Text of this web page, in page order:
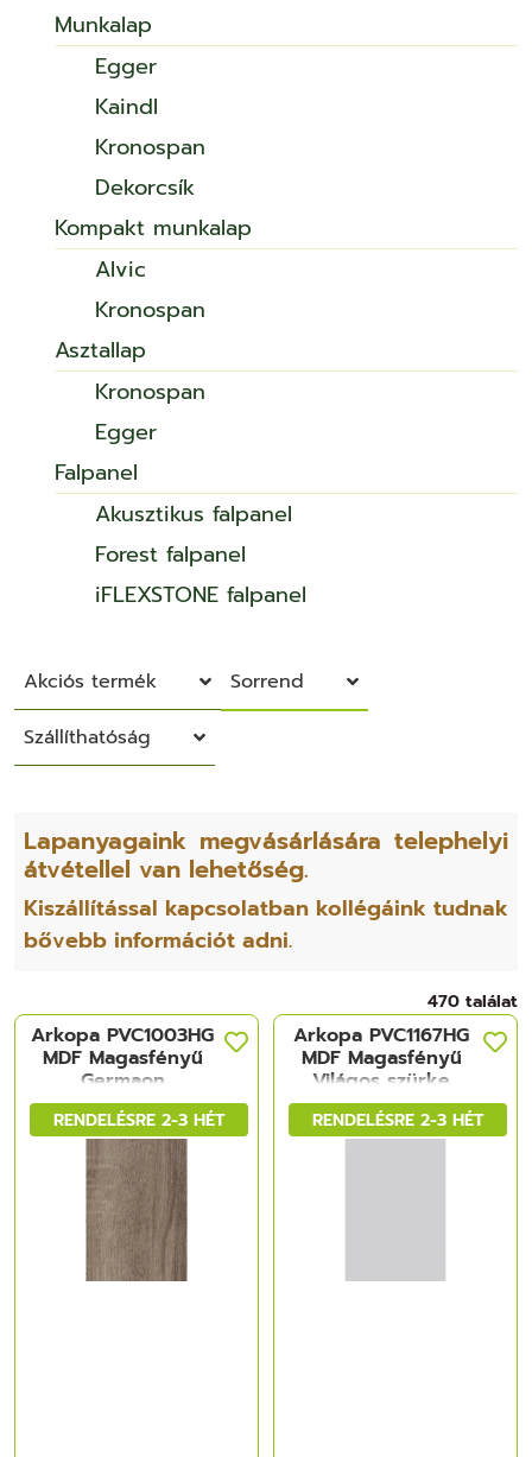
Munkalap
Egger
Kaindl
Kronospan
Dekorcsík
Kompakt munkalap
Alvic
Kronospan
Asztallap
Kronospan
Egger
Falpanel
Akusztikus falpanel
Forest falpanel
iFLEXSTONE falpanel
Akciós termék
Sorrend
Szállíthatóság
Lapanyagaink megvásárlására telephelyi
átvétellel van lehetőség.
Kiszállítással kapcsolatban kollégáink tudnak
bővebb információt adni.
470 találat
RENDELÉSRE 2-3 HÉT
Arkopa PVC1003HG
MDF Magasfényű
Germaon
Oak_KIFUTÓ!
2800x1220x18 mm RENDELÉSRE 2-3 HÉT
Arkopa PVC1167HG
MDF Magasfényű
Világos szürke
2800x1220x18 mm